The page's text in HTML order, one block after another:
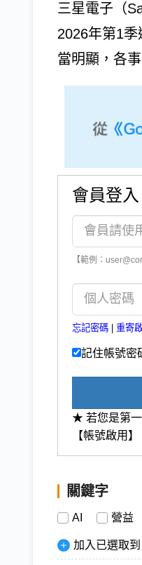
三星電子（
2026年第1
當明顯，各
會員登入
【範例：
忘記密碼 重寄
記住帳號密
★ 若您是第
【帳號啟用】
關鍵字
AI 營益
加入已選取到